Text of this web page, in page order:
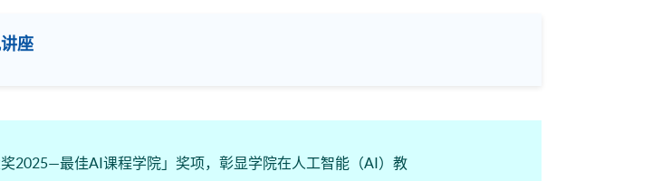
座
2025—最佳AI课程学院」奖项，彰显学院在人工智能（AI）教